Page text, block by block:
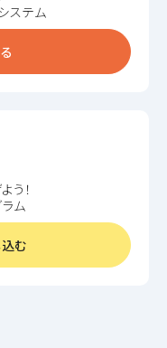
ステム
う！
ム
む